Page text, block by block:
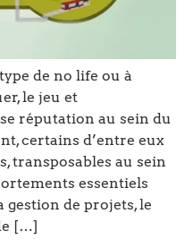
de no life ou à
le jeu et
réputation au sein du
certains d’entre eux
transposables au sein
essentiels
gestion de projets, le
[…]